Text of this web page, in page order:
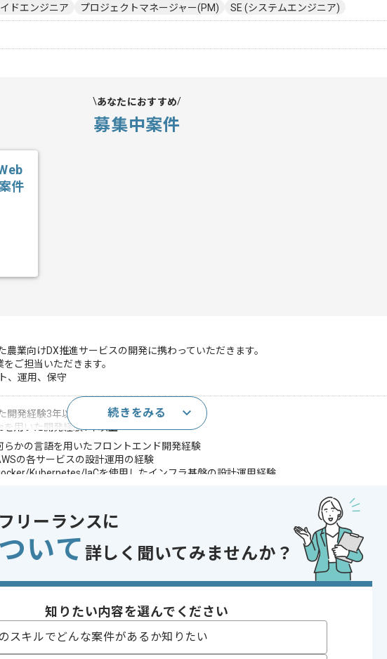
ドエンジニア プロジェクトマネージャー(PM) SE (システムエンジニア)
あなたにおすすめ
募集中案件
件
農業向けDX推進サービスの開発に携わっていただきます。
をご担当いただきます。
、運用、保守
開発経験3年以上
を用いた開発経験1年以上
らかの言語を用いたフロントエンド開発経験
の各サービスの設計運用の経験
Kubernetes/IaCを使用したインフラ基盤の設計運用経験
スキルをお持ちであれば申し込み可能なケースもございます！まずはお気軽にご相談ください！
Rails
GitHub
続きをみる
リーランスに
いて 詳しく聞いてみませんか？
知りたい内容を選んでください
スキルでどんな案件があるか知りたい